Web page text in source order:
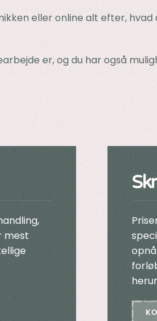
eller online alt efter,
er, og du har også
mest